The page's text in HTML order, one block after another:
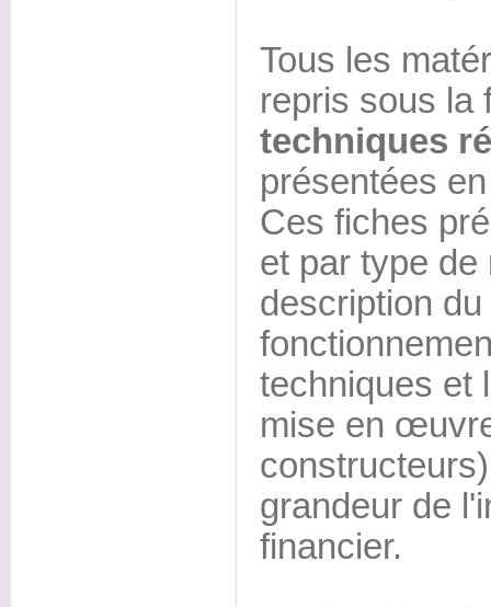
Tous les
repris sous la
techniques
présentées
Ces fiches
et par type de
description
techniques et
mise en
grandeur de
financier.